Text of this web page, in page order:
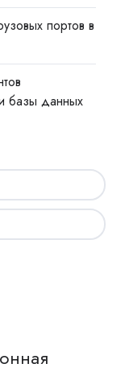
портов в
базы данных